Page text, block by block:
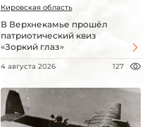
Кировская область
В Верхнекамье прошёл
патриотический квиз
«Зоркий глаз»
4 августа 2026 127